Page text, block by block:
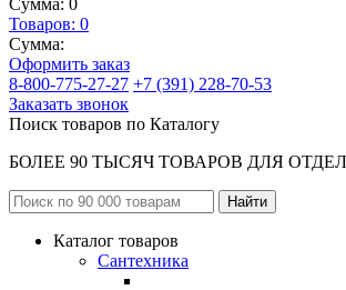
Сумма: 0
Товаров: 0
Сумма:
Оформить заказ
8-800-775-27-27 +7 (391) 228-70-53
Заказать звонок
Поиск товаров по Каталогу
БОЛЕЕ 90 ТЫСЯЧ ТОВАРОВ ДЛЯ
Каталог товаров
Сантехника